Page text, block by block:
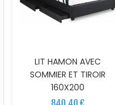
LIT HAMON AVEC
SOMMIER ET TIROIR
160X200